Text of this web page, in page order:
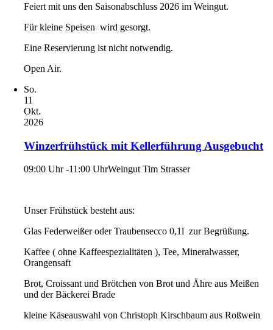
Feiert mit uns den Saisonabschluss 2026 im Weingut.
Für kleine Speisen wird gesorgt.
Eine Reservierung ist nicht notwendig.
Open Air.
So.
11
Okt.
2026
Winzerfrühstück mit Kellerführung Ausgebucht
09:00 Uhr -11:00 UhrWeingut Tim Strasser
Unser Frühstück besteht aus:
Glas Federweißer oder Traubensecco 0,1l zur Begrüßung.
Kaffee ( ohne Kaffeespezialitäten ), Tee, Mineralwasser,
Orangensaft
Brot, Croissant und Brötchen von Brot und Ähre aus Meißen
und der Bäckerei Brade
kleine Käseauswahl von Christoph Kirschbaum aus Roßwein